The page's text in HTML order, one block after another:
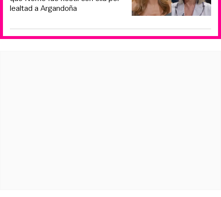
lealtad a Argandoña